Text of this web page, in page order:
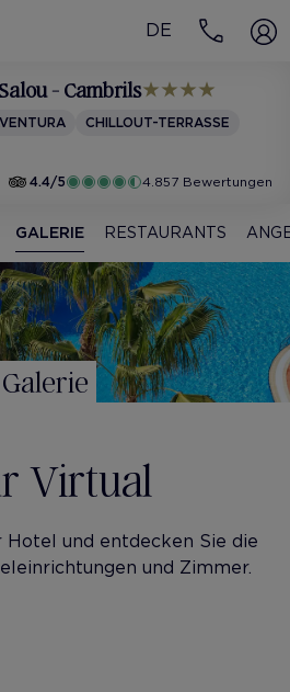
DE
- Cambrils
CHILLOUT-TERRASSE
4.4/5
4.857 Bewertungen
GALERIE RESTAURANTS
Galerie
Virtual
Hotel und entdecken Sie die
und Zimmer.